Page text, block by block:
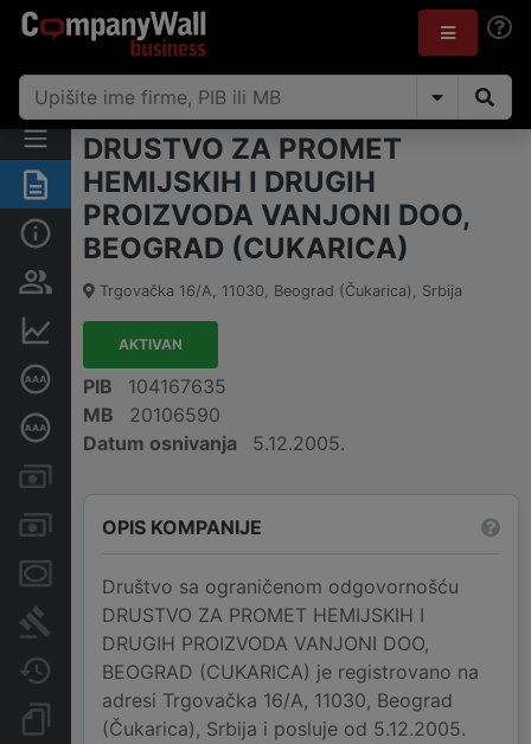
Rezime
Osnovni podaci
Vlasnička struktura
Finansijski podaci
Sertifikat bonitetne izvrsnosti
Dubinska bonitetna ocena
Računi i blokade
Sudski sporovi
Javne nabavke
Dokumenti i objave
DRUSTVO ZA PROMET
HEMIJSKIH I DRUGIH
PROIZVODA VANJONI DOO,
BEOGRAD (CUKARICA)
Trgovačka 16/A, 11030, Beograd (Čukarica) , Srbija
AKTIVAN
PIB
104167635
MB
20106590
Datum osnivanja
5.12.2005.
OPIS KOMPANIJE
Društvo sa ograničenom odgovornošću
DRUSTVO ZA PROMET HEMIJSKIH I
DRUGIH PROIZVODA VANJONI DOO,
BEOGRAD (CUKARICA) je registrovano na
adresi Trgovačka 16/A, 11030, Beograd
(Čukarica), Srbija i posluje od 5.12.2005.